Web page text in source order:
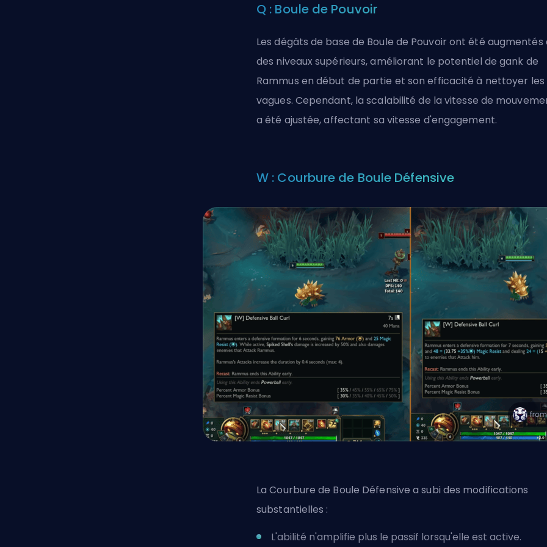
Q : Boule de Pouvoir
Les dégâts de base de Boule de Pouvoir ont été augmentés
des niveaux supérieurs, améliorant le potentiel de gank de
Rammus en début de partie et son efficacité à nettoyer les
vagues. Cependant, lascalabilité de la vitesse de
a été ajustée, affectant sa vitesse d'engagement.
W : Courbure de Boule Défensive
La Courbure de Boule Défensive a subi des modifications
substantielles :
L'abilité n'amplifie plus le passif lorsqu'elle est active.